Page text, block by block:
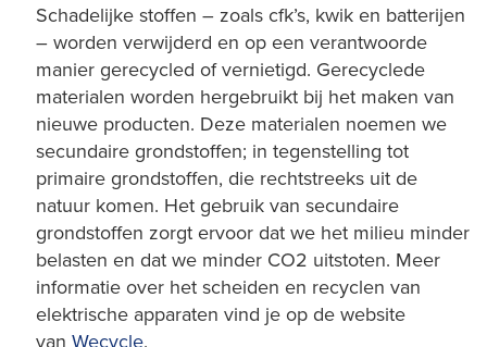
Schadelijke stoffen – zoals cfk’s, kwik en batterijen
– worden verwijderd en op een verantwoorde
manier gerecycled of vernietigd. Gerecyclede
materialen worden hergebruikt bij het maken van
nieuwe producten. Deze materialen noemen we
secundaire grondstoffen; in tegenstelling tot
primaire grondstoffen, die rechtstreeks uit de
natuur komen. Het gebruik van secundaire
grondstoffen zorgt ervoor dat we het milieu minder
belasten en dat we minder CO2 uitstoten. Meer
informatie over het scheiden en recyclen van
elektrische apparaten vind je op de website
van Wecycle.